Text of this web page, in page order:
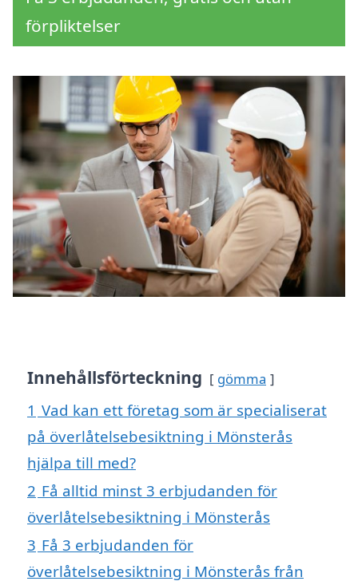
förpliktelser
Innehållsförteckning gömma
1 Vad kan ett företag som är specialiserat
på överlåtelsebesiktning i Mönsterås
hjälpa till med?
2 Få alltid minst 3 erbjudanden för
överlåtelsebesiktning i Mönsterås
3 Få 3 erbjudanden för
överlåtelsebesiktning i Mönsterås från